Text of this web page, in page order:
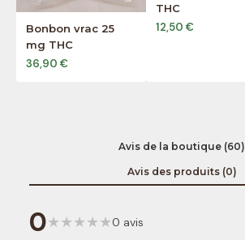
Bonbon vrac 25
mg THC
36,90 €
THC
12,50 €
Avis de la boutique (60)
Avis des produits (0)
0★★★★★0 avis